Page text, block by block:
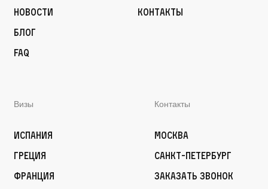
Новости
Блог
FAQ
Контакты
Визы
Испания
Греция
Франция
Контакты
Москва
Санкт-Петербург
Заказать звонок